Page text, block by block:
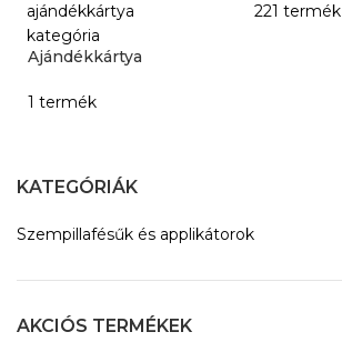
Ajándékkártya
1 termék
221 termék
KATEGÓRIÁK
Szempillafésűk és applikátorok
AKCIÓS TERMÉKEK